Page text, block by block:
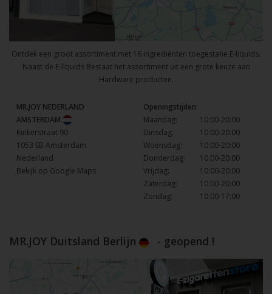
Ontdek een groot assortiment met 16 ingrediënten toegestane E-liquids.
Naast de E-liquids Bestaat het assortiment uit een grote keuze aan
Hardware producten.
MR.JOY NEDERLAND
AMSTERDAM
Kinkerstraat 90
1053 EB Amsterdam
Nederland
Bekijk op Google Maps
Openingstijden:
Maandag:
10:00-20:00
Dinsdag:
10:00-20:00
Woensdag:
10:00-20:00
Donderdag:
10:00-20:00
Vrijdag:
10:00-20:00
Zaterdag:
10:00-20:00
Zondag:
10:00-17:00
MR.JOY Duitsland Berlijn - geopend !